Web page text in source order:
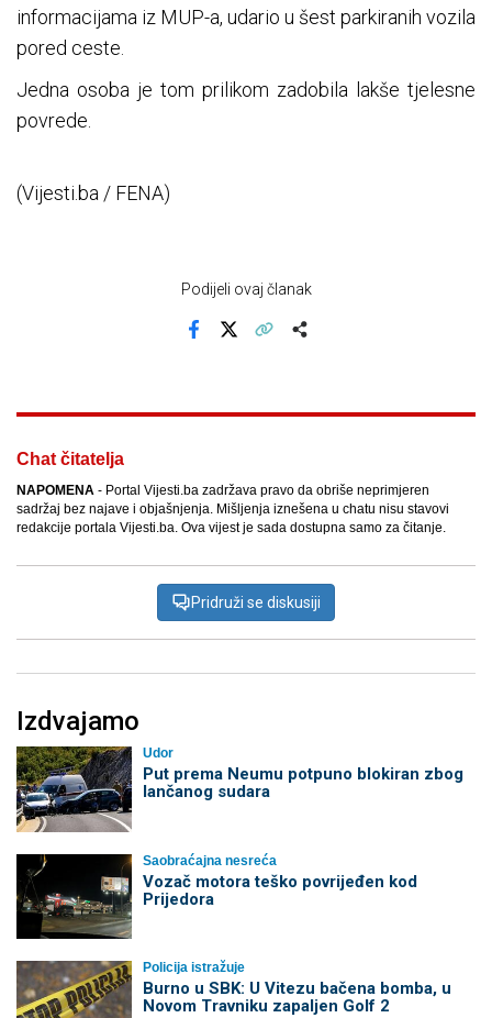
informacijama iz MUP-a, udario u šest parkiranih vozila
pored ceste.
Jedna osoba je tom prilikom zadobila lakše tjelesne
povrede.
(Vijesti.ba / FENA)
Podijeli ovaj članak
Chat čitatelja
NAPOMENA - Portal Vijesti.ba zadržava pravo da obriše neprimjeren
sadržaj bez najave i objašnjenja. Mišljenja iznešena u chatu nisu stavovi
redakcije portala Vijesti.ba. Ova vijest je sada dostupna samo za čitanje.
Pridruži se diskusiji
Izdvajamo
Udor
Put prema Neumu potpuno blokiran zbog
lančanog sudara
Saobraćajna nesreća
Vozač motora teško povrijeđen kod
Prijedora
Policija istražuje
Burno u SBK: U Vitezu bačena bomba, u
Novom Travniku zapaljen Golf 2